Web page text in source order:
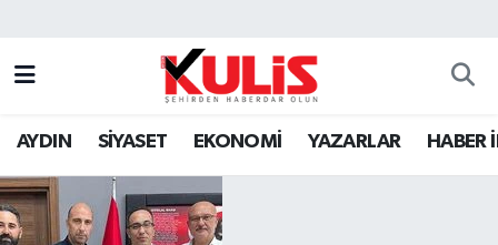
AYDIN SİYASET EKONOMİ YAZARLAR HABER